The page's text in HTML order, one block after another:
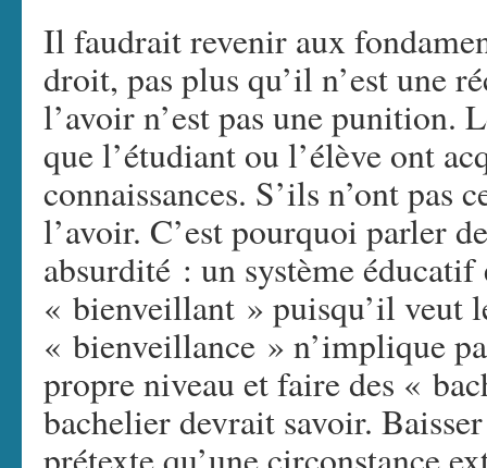
Il faudrait revenir aux
droit, pas plus qu’il n’est une
l’avoir n’est pas une
que l’étudiant ou l’élève ont
connaissances. S’ils n’ont pas
l’avoir. C’est pourquoi parler
absurdité : un système éducatif
« bienveillant » puisqu’il veut
« bienveillance » n’implique
propre niveau et faire des «
bachelier devrait savoir.